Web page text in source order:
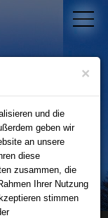
×
und die
geben wir
an unsere
diese
zusammen, die
Ihrer Nutzung
stimmen